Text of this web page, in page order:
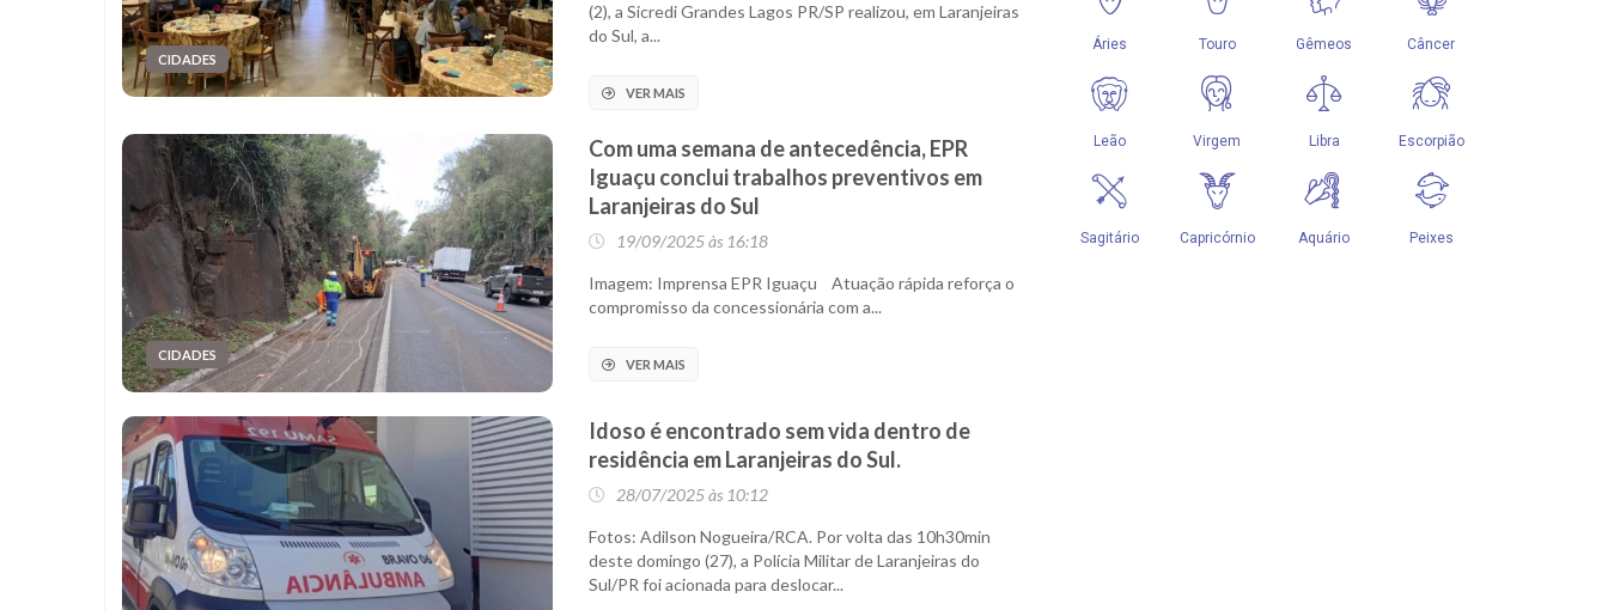
CIDADES
(2), a Sicredi Grandes Lagos PR/SP realizou, em Laranjeiras
do Sul, a...
VER MAIS
CIDADES
Com uma semana de antecedência, EPR
Iguaçu conclui trabalhos preventivos em
Laranjeiras do Sul
19/09/2025 às 16:18
Imagem: Imprensa EPR Iguaçu Atuação rápida reforça o
compromisso da concessionária com a...
VER MAIS
Idoso é encontrado sem vida dentro de
residência em Laranjeiras do Sul.
28/07/2025 às 10:12
Fotos: Adilson Nogueira/RCA. Por volta das 10h30min
deste domingo (27), a Polícia Militar de Laranjeiras do
Sul/PR foi acionada para deslocar...